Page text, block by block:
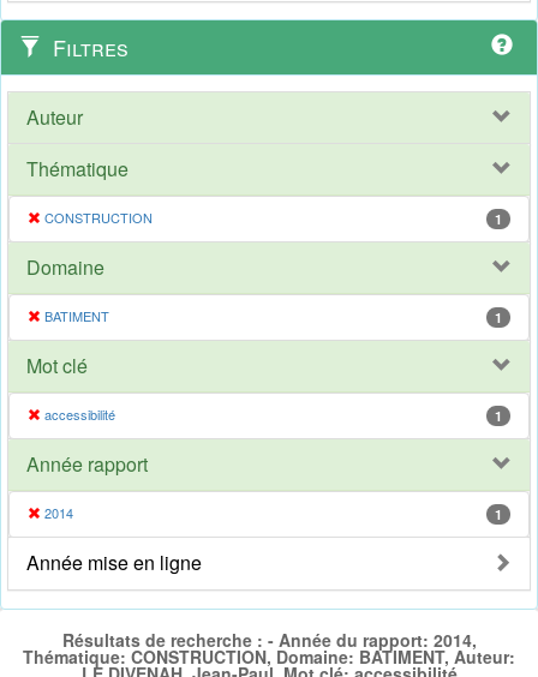
Filtres
Auteur
Thématique
CONSTRUCTION 1
Domaine
BATIMENT 1
Mot clé
accessibilité 1
Année rapport
2014 1
Année mise en ligne
Résultats de recherche : - Année du rapport: 2014,
Thématique: CONSTRUCTION, Domaine: BATIMENT, Auteur: